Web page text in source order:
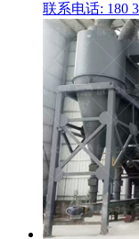
联系电话: 180